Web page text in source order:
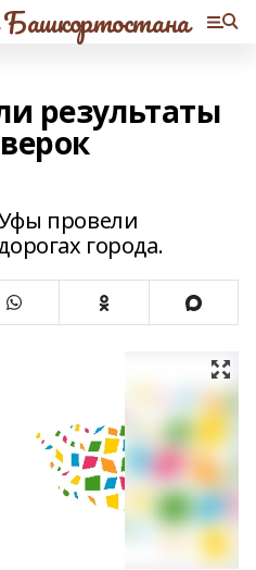
результаты
провели
города.